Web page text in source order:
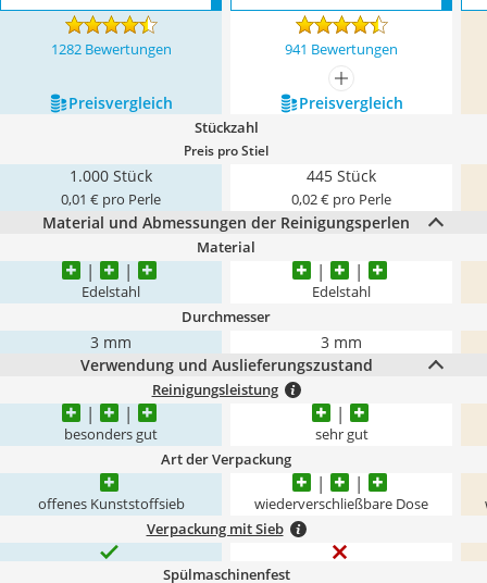
1282 Bewertungen 941 Bewertungen
mehr anzeigen
Preis­vergleich
Preis­vergleich
Stückzahl
Preis pro Stiel
1.000 Stück
0,01 € pro Perle
445 Stück
0,02 € pro Perle
Material und Abmessungen der Reinigungsperlen
Material
Edelstahl Edelstahl
Durchmesser
3 mm
3 mm
Verwendung und Auslieferungszustand
Reinigungsleistung
besonders gut sehr gut
Art der Verpackung
offenes Kunststoffsieb wiederverschließbare Dose
Verpackung mit Sieb
Spülmaschinenfest